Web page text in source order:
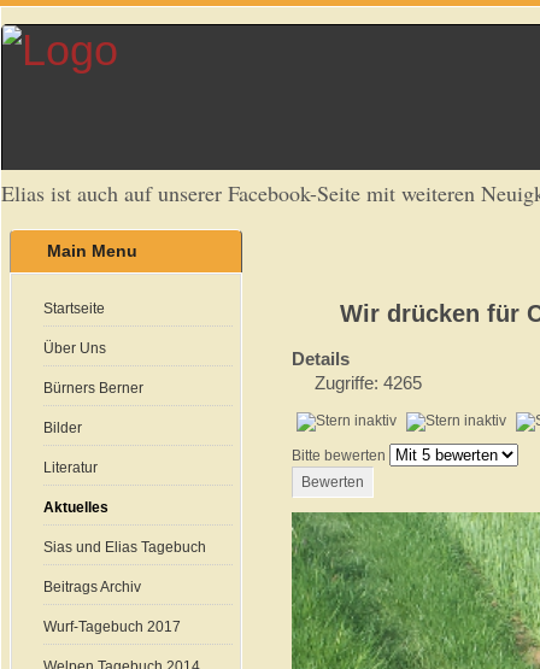
Elias ist auch auf unserer Facebook-Seite mit weiteren
Main Menu
Startseite
Über Uns
Bürners Berner
Bilder
Literatur
Aktuelles
Sias und Elias Tagebuch
Beitrags Archiv
Wurf-Tagebuch 2017
Wir drücken für
Details
Zugriffe: 4265
Bitte bewerten